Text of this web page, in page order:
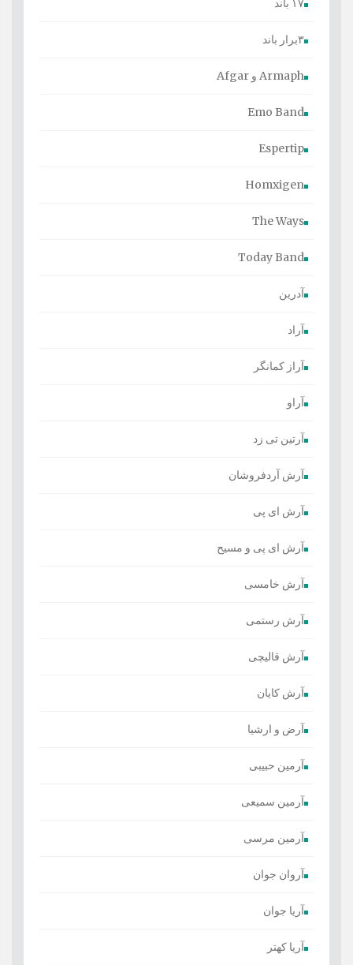
۱۷ باند
۳برار باند
Armaph و Afgar
Emo Band
Espertip
Homxigen
The Ways
Today Band
آدرین
آراد
آراز کمانگر
آراو
آرتین تی زد
آرش آردفروشان
آرش ای پی
آرش ای پی و مسیح
آرش خامسی
آرش رستمی
آرش قالیچی
آرش کایان
​آرض و ارشیا
آرمین حبیبی
آرمین سمیعی
آرمین مرسی
آروان جوان
آریا جوان
آریا کهتر